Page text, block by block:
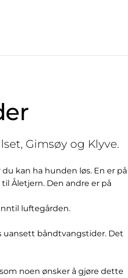
Gimsøy og Klyve.
kan ha hunden løs. En er på
Åletjern. Den andre er på
luftegården.
uansett båndtvangstider. Det
noen ønsker å gjøre dette